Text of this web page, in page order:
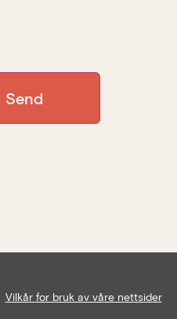
Vilkår for bruk av våre nettsider